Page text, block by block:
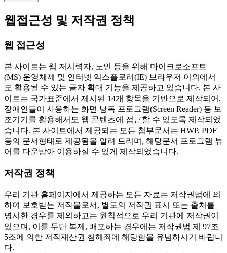
웹접근성 및 저작권 정책
웹 접근성
본 사이트는 웹 저시력자, 노인 등을 위해 마이크로소프트
(MS) 운영체제 및 인터넷 익스플로러(IE) 브라우저 이외에서
도 활용될 수 있는 글자 확대 기능을 제공하고 있습니다. 본 사
이트는 국가표준에서 제시된 14개 항목을 기반으로 제작되어,
장애인들이 사용하는 화면 낭독 프로그램(Screen Reader) 등 보
조기기를 활용해서도 웹 콘텐츠에 접근할 수 있도록 제작되었
습니다. 본 사이트에서 제공되는 모든 첨부문서는 HWP, PDF
등의 문서형태로 제공됨을 알려 드리며, 해당문서 프로그램 뷰
어를 다운받아 이용하실 수 있게 제작되었습니다.
저작권 정책
우리 기관 홈페이지에서 제공하는 모든 자료는 저작권법에 의
하여 보호받는 저작물로서, 별도의 저작권 표시 또는 출처를
명시한 경우를 제외하고는 원칙적으로 우리 기관에 저작권이
있으며, 이를 무단 복제, 배포하는 경우에는 저작권법 제 97조
5조에 의한 저작재산권 침해죄에 해당함을 유념하시기 바랍니
다.